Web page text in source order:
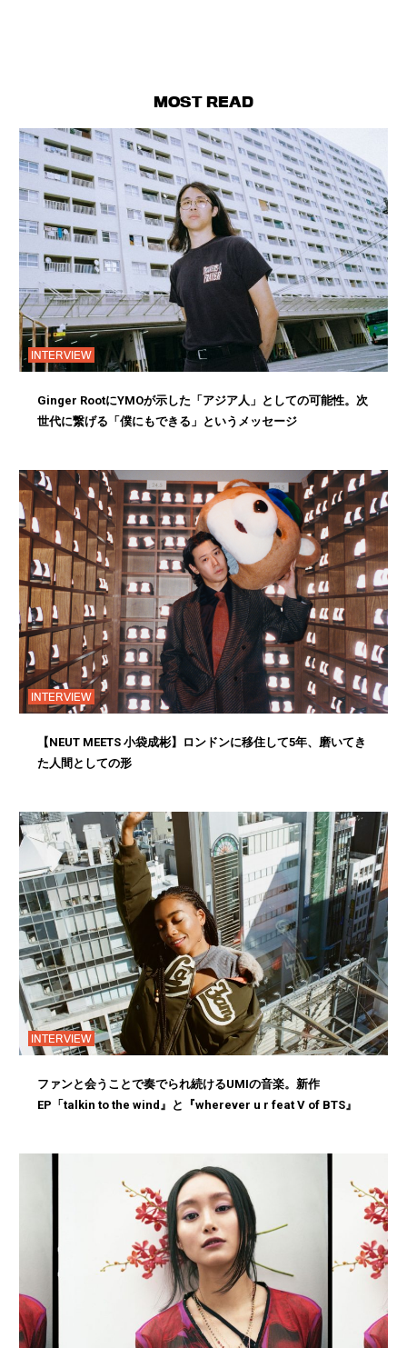
MOST READ
INTERVIEW
Ginger RootにYMOが示した「アジア人」としての可能性。次
世代に繋げる「僕にもできる」というメッセージ
INTERVIEW
【NEUT MEETS 小袋成彬】ロンドンに移住して5年、磨いてき
た人間としての形
INTERVIEW
ファンと会うことで奏でられ続けるUMIの音楽。新作
EP「talkin to the wind』と『wherever u r feat V of BTS』